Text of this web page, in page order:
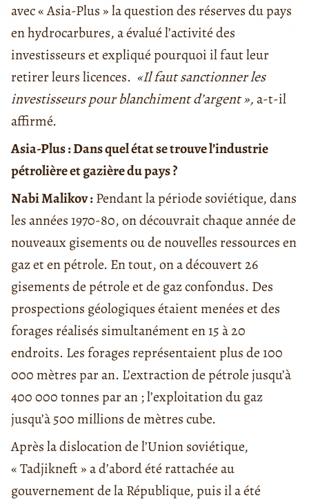
avec « Asia-Plus » la question des réserves du pays
en hydrocarbures, a évalué l’activité des
investisseurs et expliqué pourquoi il faut leur
retirer leurs licences. «Il faut sanctionner les
investisseurs pour blanchiment d’argent »,a-t-il
affirmé.
Asia-Plus : Dans quel état se trouve l’industrie
pétrolière et gazière du pays ?
Nabi Malikov :Pendant la période soviétique, dans
les années 1970-80, on découvrait chaque année de
nouveaux gisements ou de nouvelles ressources en
gaz et en pétrole. En tout, on a découvert 26
gisements de pétrole et de gaz confondus. Des
prospections géologiques étaient menées et des
forages réalisés simultanément en 15 à 20
endroits. Les forages représentaient plus de 100
000 mètres par an. L’extraction de pétrole jusqu’à
400 000 tonnes par an ; l’exploitation du gaz
jusqu’à 500 millions de mètres cube.
Après la dislocation de l’Union soviétique,
« Tadjikneft » a d’abord été rattachée au
gouvernement de la République, puis il a été